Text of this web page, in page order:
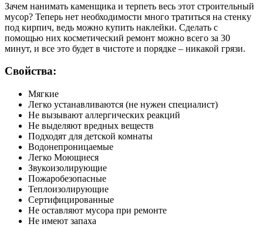
Зачем нанимать каменщика и терпеть весь этот строительный
мусор? Теперь нет необходимости много тратиться на стенку
под кирпич, ведь можно купить наклейки. Сделать с
помощью них косметический ремонт можно всего за 30
минут, и все это будет в чистоте и порядке – никакой грязи.
Свойства:
Мягкие
Легко устанавливаются (не нужен специалист)
Не вызывают аллергических реакций
Не выделяют вредных веществ
Подходят для детской комнаты
Водонепроницаемые
Легко Моющиеся
Звукоизолирующие
Пожаробезопасные
Теплоизолирующие
Сертифицированные
Не оставляют мусора при ремонте
Не имеют запаха